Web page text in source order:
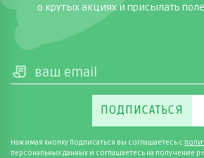
о крутых акциях и присылать
ПОДПИСАТЬСЯ
Нажимая кнопку Подписаться вы соглашаетесь с
персональных данных и соглашаетесь на получение